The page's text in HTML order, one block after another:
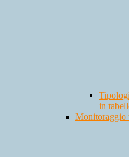
in
Monitoraggio